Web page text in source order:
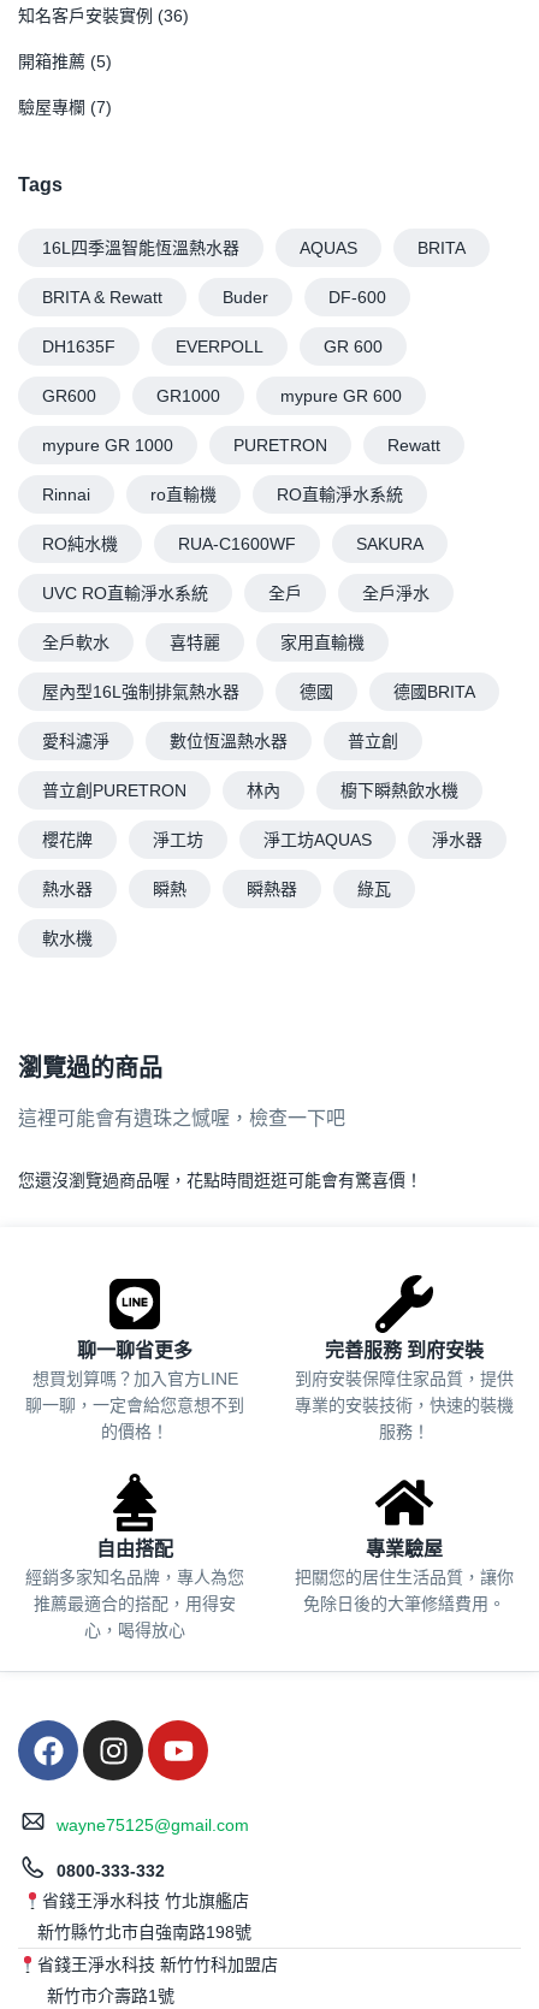
知名客戶安裝實例 (36)
開箱推薦 (5)
驗屋專欄 (7)
Tags
16L四季溫智能恆溫熱水器 AQUAS BRITA
BRITA & Rewatt Buder DF-600
DH1635F EVERPOLL GR 600
GR600 GR1000 mypure GR 600
mypure GR 1000 PURETRON Rewatt
Rinnai ro直輸機 RO直輸淨水系統
RO純水機 RUA-C1600WF SAKURA
UVC RO直輸淨水系統 全戶 全戶淨水
全戶軟水 喜特麗 家用直輸機
屋內型16L強制排氣熱水器 德國 德國BRITA
愛科濾淨 數位恆溫熱水器 普立創
普立創PURETRON 林內 櫥下瞬熱飲水機
櫻花牌 淨工坊 淨工坊AQUAS 淨水器
熱水器 瞬熱 瞬熱器 綠瓦
軟水機
瀏覽過的商品
這裡可能會有遺珠之憾喔，檢查一下吧
您還沒瀏覽過商品喔，花點時間逛逛可能會有驚喜價！
聊一聊省更多
想買划算嗎？加入官方LINE
聊一聊，一定會給您意想不到
的價格！
完善服務 到府安裝
到府安裝保障住家品質，提供
專業的安裝技術，快速的裝機
服務！
自由搭配
經銷多家知名品牌，專人為您
推薦最適合的搭配，用得安
心，喝得放心
專業驗屋
把關您的居住生活品質， 讓你
免除日後的大筆修繕費用。
wayne75125@gmail.com
0800-333-332
省錢王淨水科技 竹北旗艦店
新竹縣竹北市自強南路198號
省錢王淨水科技 新竹竹科加盟店
新竹市介壽路1號